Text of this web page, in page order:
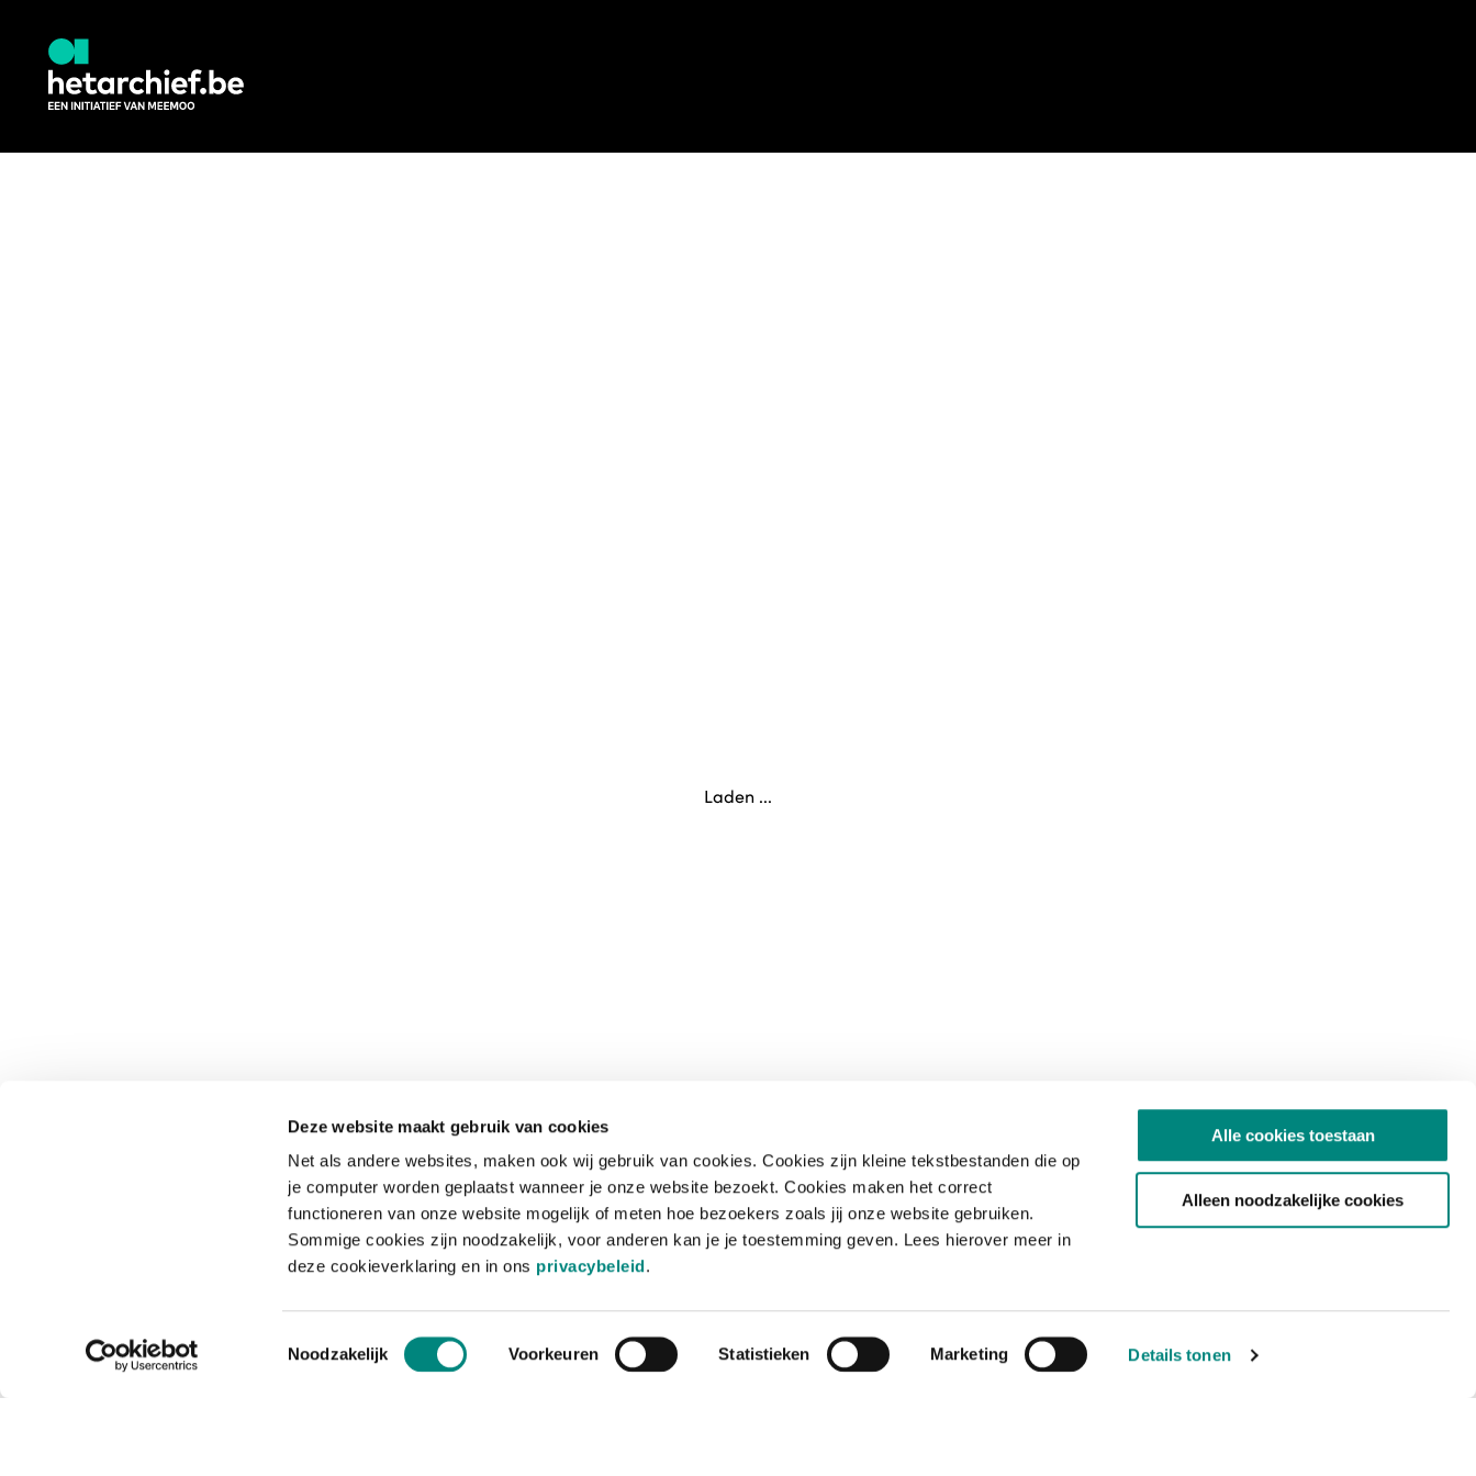
Deze website maakt gebruik van cookies
Net als andere websites, maken ook wij gebruik van cookies. Cookies zijn kleine tekstbestanden die op
je computer worden geplaatst wanneer je onze website bezoekt. Cookies maken het correct
functioneren van onze website mogelijk of meten hoe bezoekers zoals jij onze website gebruiken.
Sommige cookies zijn noodzakelijk, voor anderen kan je je toestemming geven. Lees hierover meer in
deze cookieverklaring en in ons privacybeleid.
Toestemmingsselectie
Noodzakelijk Voorkeuren Statistieken Marketing Details tonen
Alle cookies toestaan
Alleen noodzakelijke cookies
Laden ...